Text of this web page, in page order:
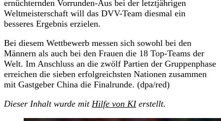
ernüchternden Vorrunden-Aus bei der letztjährigen
Weltmeisterschaft will das DVV-Team diesmal ein
besseres Ergebnis erzielen.
Bei diesem Wettbewerb messen sich sowohl bei den
Männern als auch bei den Frauen die 18 Top-Teams der
Welt. Im Anschluss an die zwölf Partien der Gruppenphase
erreichen die sieben erfolgreichsten Nationen zusammen
mit Gastgeber China die Finalrunde. (dpa/red)
Dieser Inhalt wurde mit Hilfe von KIerstellt.